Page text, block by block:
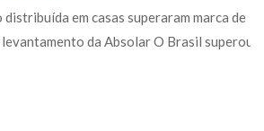
distribuída em casas superaram marca de
levantamento da Absolar O Brasil superou